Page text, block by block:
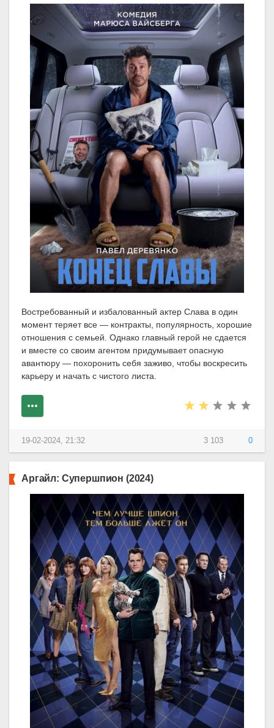
Востребованный и избалованный актер Слава в один
момент теряет все — контракты, популярность, хорошие
отношения с семьей. Однако главный герой не сдается
и вместе со своим агентом придумывает опасную
авантюру — похоронить себя заживо, чтобы воскресить
карьеру и начать с чистого листа.
3 103 0
19-02-2024, 21:32
Аргайл: Супершпион (2024)